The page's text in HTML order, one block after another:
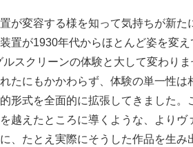
が変容する様を知って気持ちが新
置が1930年代からほとんど姿を変
スクリーンの体験と大して変わり
たにもかかわらず、体験の単一性
形式を全面的に拡張してきました
越えたところに導くような、より
、たとえ実際にそうした作品を生み